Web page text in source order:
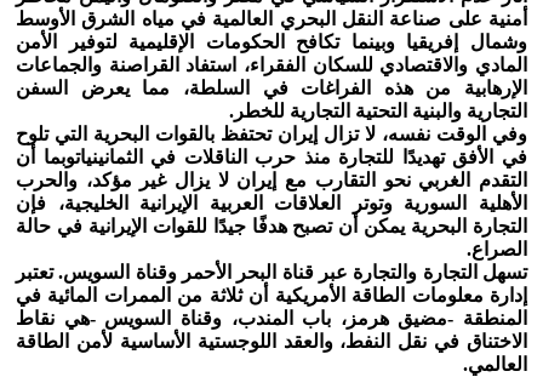
أمنية على صناعة النقل البحري العالمية في مياه الشرق الأوسط
وشمال إفريقيا وبينما تكافح الحكومات الإقليمية لتوفير الأمن
المادي والاقتصادي للسكان الفقراء، استفاد القراصنة والجماعات
الإرهابية من هذه الفراغات في السلطة، مما يعرض السفن
التجارية والبنية التحتية التجارية للخطر .
وفي الوقت نفسه، لا تزال إيران تحتفظ بالقوات البحرية التي تلوح
في الأفق تهديدًا للتجارة منذ حرب الناقلات في الثمانينياتوبما أن
التقدم الغربي نحو التقارب مع إيران لا يزال غير مؤكد، والحرب
الأهلية السورية وتوتر العلاقات العربية الإيرانية الخليجية، فإن
التجارة البحرية يمكن أن تصبح هدفًا جيدًا للقوات الإيرانية في حالة
الصراع.
تسهل التجارة والتجارة عبر قناة البحر الأحمر وقناة السويس.تعتبر
إدارة معلومات الطاقة الأمريكية أن ثلاثة من الممرات المائية في
المنطقة -مضيق هرمز، باب المندب، وقناة السويس -هي نقاط
الاختناق في نقل النفط، والعقد اللوجستية الأساسية لأمن الطاقة
العالمي.